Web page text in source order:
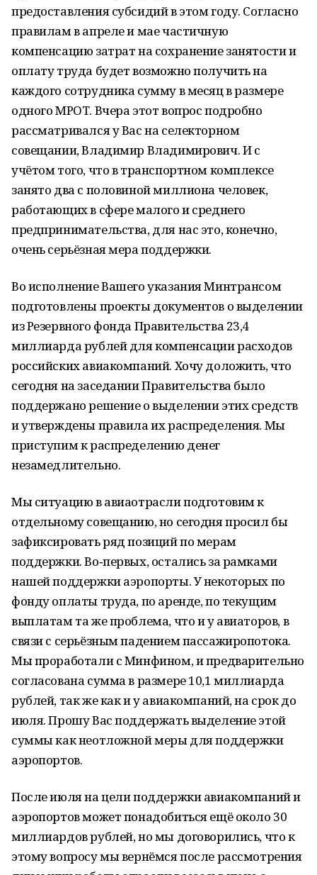
предоставления субсидий в этом году. Согласно
правилам в апреле и мае частичную
компенсацию затрат на сохранение занятости и
оплату труда будет возможно получить на
каждого сотрудника сумму в месяц в размере
одного МРОТ. Вчера этот вопрос подробно
рассматривался у Вас на селекторном
совещании, Владимир Владимирович. И с
учётом того, что в транспортном комплексе
занято два с половиной миллиона человек,
работающих в сфере малого и среднего
предпринимательства, для нас это, конечно,
очень серьёзная мера поддержки.
Во исполнение Вашего указания Минтрансом
подготовлены проекты документов о выделении
из Резервного фонда Правительства 23,4
миллиарда рублей для компенсации расходов
российских авиакомпаний. Хочу доложить, что
сегодня на заседании Правительства было
поддержано решение о выделении этих средств
и утверждены правила их распределения. Мы
приступим к распределению денег
незамедлительно.
Мы ситуацию в авиаотрасли подготовим к
отдельному совещанию, но сегодня просил бы
зафиксировать ряд позиций по мерам
поддержки. Во‑первых, остались за рамками
нашей поддержки аэропорты. У некоторых по
фонду оплаты труда, по аренде, по текущим
выплатам та же проблема, что и у авиаторов, в
связи с серьёзным падением пассажиропотока.
Мы проработали с Минфином, и предварительно
согласована сумма в размере 10,1 миллиарда
рублей, так же как и у авиакомпаний, на срок до
июля. Прошу Вас поддержать выделение этой
суммы как неотложной меры для поддержки
аэропортов.
После июля на цели поддержки авиакомпаний и
аэропортов может понадобиться ещё около 30
миллиардов рублей, но мы договорились, что к
этому вопросу мы вернёмся после рассмотрения